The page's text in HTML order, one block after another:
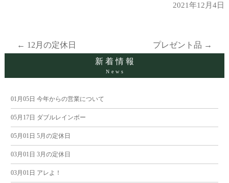
2021年12月4日
投
ナ
ビ
ゲ
ー
← 12月の定休日 プレゼント品 →
新着情報
News
01月05日 今年からの営業について
05月17日 ダブルレインボー
05月01日 5月の定休日
03月01日 3月の定休日
03月01日 アレよ！